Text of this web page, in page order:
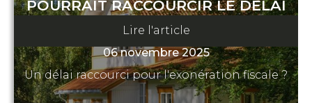
POURRAIT RACCOURCIR LE DÉLAI
D’EXONÉRATION FISCALE
06 novembre 2025
Un délai raccourci pour l'exonération fiscale ?
Lire l'article